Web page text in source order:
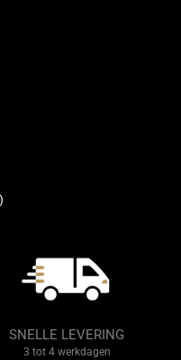
SNELLE LEVERING
3 tot 4 werkdagen